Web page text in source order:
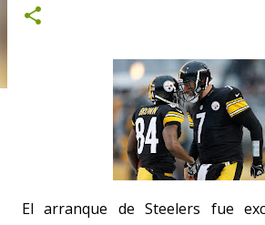
El arranque de Steelers fue